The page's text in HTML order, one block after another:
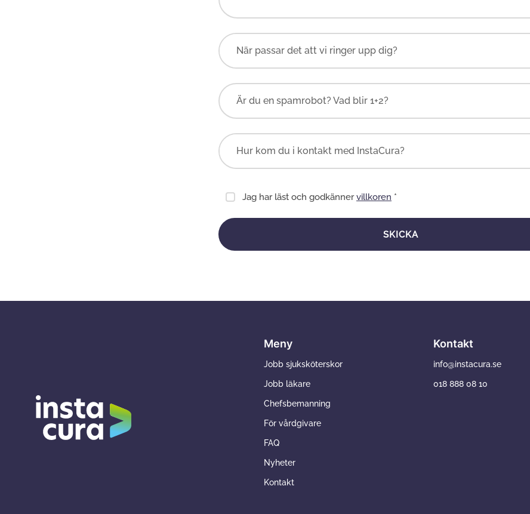
Är du en spamrobot? Vad blir 1+2?
Jag har läst och godkännervillkoren *
SKICKA
Meny
Jobb sjuksköterskor
Jobb läkare
Chefsbemanning
För vårdgivare
FAQ
Nyheter
Kontakt
Kontakt
info@instacura.se
018 888 08 10